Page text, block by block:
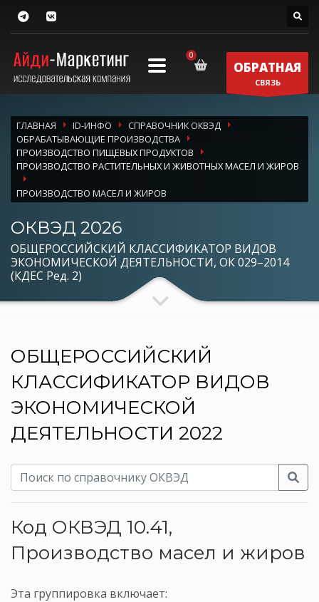
ОБРАТНАЯ
СВЯЗЬ
ГЛАВНАЯ ID-ИНФО
СПРАВОЧНИК ОКВЭД
ОБРАБАТЫВАЮЩИЕ ПРОИЗВОДСТВА
ПРОИЗВОДСТВО ПИЩЕВЫХ ПРОДУКТОВ
ПРОИЗВОДСТВО РАСТИТЕЛЬНЫХ И ЖИВОТНЫХ МАСЕЛ И ЖИРОВ
ПРОИЗВОДСТВО МАСЕЛ И ЖИРОВ
ОКВЭД 2026
ОБЩЕРОССИЙСКИЙ КЛАССИФИКАТОР ВИДОВ
ЭКОНОМИЧЕСКОЙ ДЕЯТЕЛЬНОСТИ, ОК 029–2014
(КДЕС Ред. 2)
ОБЩЕРОССИЙСКИЙ
КЛАССИФИКАТОР ВИДОВ
ЭКОНОМИЧЕСКОЙ
ДЕЯТЕЛЬНОСТИ 2022
Код ОКВЭД 10.41,
Производство масел и жиров
Эта группировка включает: